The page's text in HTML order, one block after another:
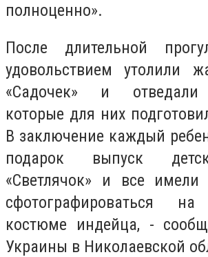
полноценно».
После длительной
удовольствием утолили
«Садочек» и отведали
которые для них
В заключение каждый
подарок выпуск
«Светлячок» и все имели
сфотографироваться
костюме индейца, -
Украины в Николаевской